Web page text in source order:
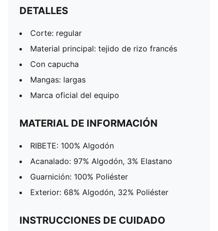
DETALLES
Corte: regular
Material principal: tejido de rizo francés
Con capucha
Mangas: largas
Marca oficial del equipo
MATERIAL DE INFORMACIÓN
RIBETE: 100% Algodón
Acanalado: 97% Algodón, 3% Elastano
Guarnición: 100% Poliéster
Exterior: 68% Algodón, 32% Poliéster
INSTRUCCIONES DE CUIDADO